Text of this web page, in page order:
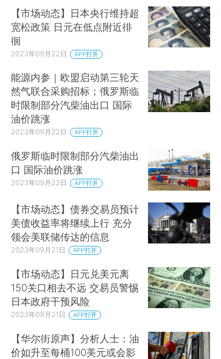
【市场动态】日本央行维持超
宽松政策 日元在低点附近徘
徊
2023年09月22日 APP打开
能源内参｜欧盟启动第三轮天
然气联合采购招标；俄罗斯临
时限制部分汽柴油出口 国际
油价跳涨
2023年09月22日 APP打开
俄罗斯临时限制部分汽柴油出
口 国际油价跳涨
2023年09月22日 APP打开
【市场动态】债券交易员预计
美债收益率将继续上行 充分
领会美联储传达的信息
2023年09月21日 APP打开
【市场动态】日元兑美元离
150关口相去不远 交易员警惕
日本政府干预风险
2023年09月21日 APP打开
【华尔街原声】分析人士：油
价如升至每桶100美元或会影